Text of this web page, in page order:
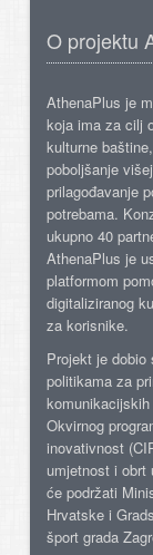
O projektu
AthenaPlus je
koja ima za cilj
kulturne
poboljšanje
prilagođavanje
potrebama.
ukupno 40
AthenaPlus je
platformom
digitaliziranog
za korisnike.
Projekt je dobio
politikama za
Okvirnog
inovativnost
umjetnost i obrt
će podržati
Hrvatske i
šport grada